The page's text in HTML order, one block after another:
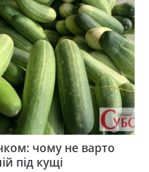
чому не варто
під кущі